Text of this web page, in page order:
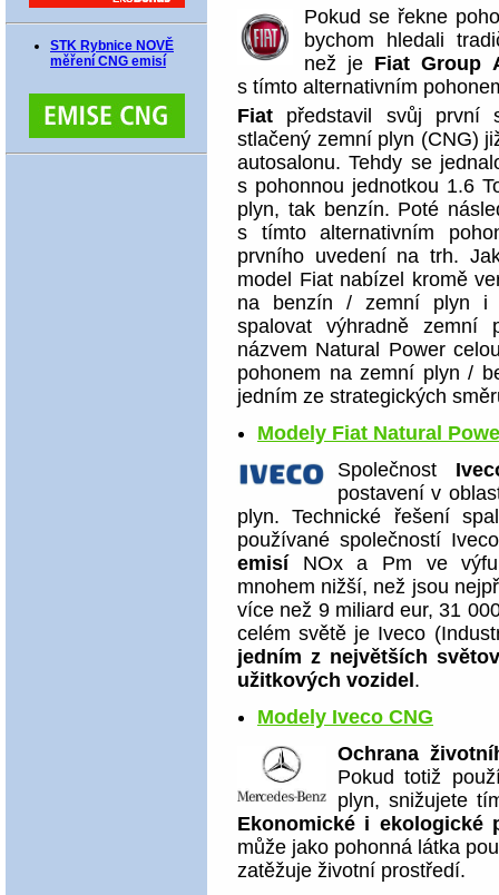
Pokud se řekne
bychom hledali
než je Fiat Group
s tímto alternativním
Fiat představil svůj první
stlačený zemní plyn (CNG)
autosalonu. Tehdy se
s pohonnou jednotkou 1.6
plyn, tak benzín. Poté
s tímto alternativním
prvního uvedení na trh.
model Fiat nabízel kromě
na benzín / zemní plyn i
spalovat výhradně zemní
názvem Natural Power
pohonem na zemní plyn /
jedním ze strategických
Modely Fiat Natural
Společnost
postavení v
plyn. Technické řešení
používané společností
emisí NOx a Pm ve
mnohem nižší, než jsou
více než 9 miliard eur, 31
celém světě je Iveco
jedním z největších
užitkových vozidel .
Modely Iveco CNG
Ochrana
Pokud totiž
plyn, snižujete
Ekonomické i ekologické
může jako pohonná látka
zatěžuje životní prostředí.
STK Rybnice NOVĚ
měření CNG emisí